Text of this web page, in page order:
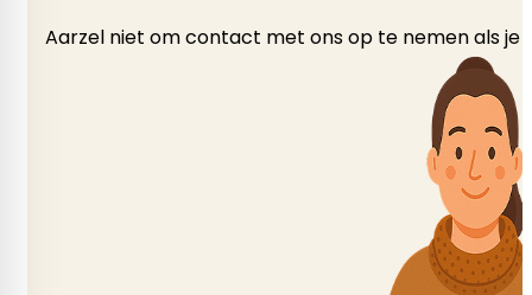
Aarzel niet om contact met ons op te nemen als